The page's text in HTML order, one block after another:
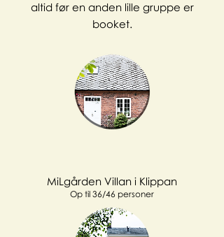
altid før en anden lille gruppe er
booket.
MiLgården Villan i Klippan
Op til 36/46 personer